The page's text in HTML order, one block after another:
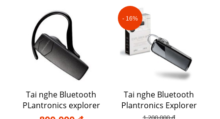
Tai nghe Bluetooth
PLantronics explorer
10
- 16%
Tai nghe Bluetooth
Plantronics Explorer
80